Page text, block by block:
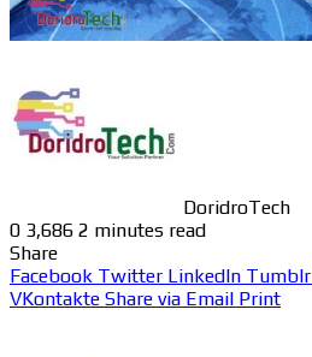
DoridroTech
0 3,686 2 minutes read
Share
Facebook Twitter LinkedIn Tumblr
VKontakte Share via Email Print